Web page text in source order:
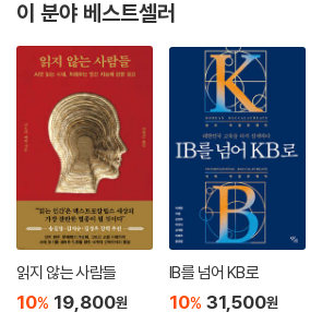
이 분야 베스트셀러
읽지 않는 사람들
10% 19,800원
IB를 넘어 KB로
10% 31,500원